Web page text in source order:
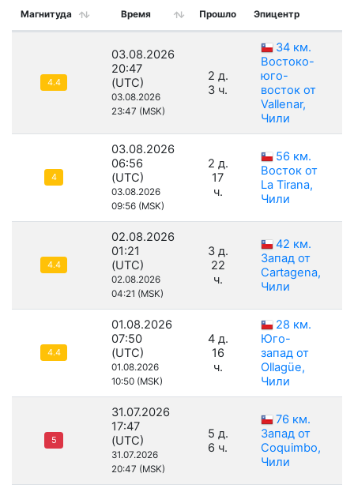
Магнитуда Время Прошло Эпицентр
4.4
03.08.2026
20:47
(UTC)
03.08.2026
23:47 (MSK)
2 д.
3 ч.
34 км.
Востоко-
юго-
восток от
Vallenar,
Чили
4
03.08.2026
06:56
(UTC)
03.08.2026
09:56 (MSK)
2 д.
17
ч.
56 км.
Восток от
La Tirana,
Чили
4.4
02.08.2026
01:21
(UTC)
02.08.2026
04:21 (MSK)
3 д.
22
ч.
42 км.
Запад от
Cartagena,
Чили
4.4
01.08.2026
07:50
(UTC)
01.08.2026
10:50 (MSK)
4 д.
16
ч.
28 км.
Юго-
запад от
Ollagüe,
Чили
5
31.07.2026
17:47
(UTC)
31.07.2026
20:47 (MSK)
5 д.
6 ч.
76 км.
Запад от
Coquimbo,
Чили